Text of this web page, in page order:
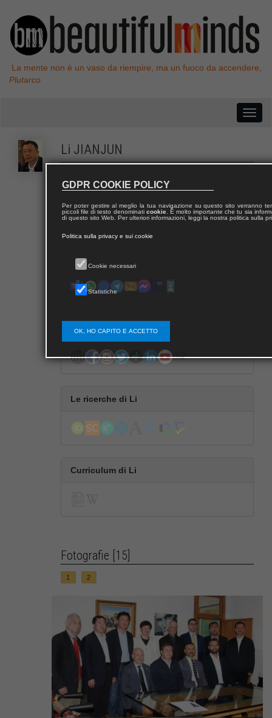
La mente non è un vaso da riempire, ma un fuoco da accendere,
Plutarco
Li JIANJUN
Li Jianjun (October 14, 1976). Minister. Publicity
Department of CPC Ulanqab Municipal Committee.
Contatta Li
Segui Li
Le ricerche di Li
Curriculum di Li
Fotografie [15]
1 2
GDPR COOKIE POLICY
Per poter gestire al meglio la tua navigazione su questo sito verranno
piccoli file di testo denominati cookie. È molto importante che tu sia
di questo sito Web. Per ulteriori informazioni, leggi la nostra politica sulla
Politica sulla privacy e sui cookie
Cookie necessari
Statistiche
OK, HO CAPITO E ACCETTO